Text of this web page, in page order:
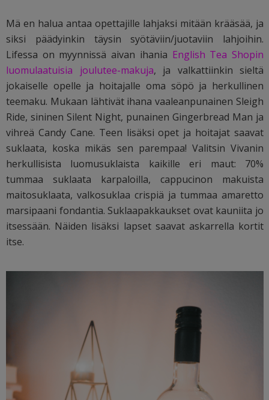
Mä en halua antaa opettajille lahjaksi mitään krääsää, ja
siksi päädyinkin täysin syötäviin/juotaviin lahjoihin.
Lifessa on myynnissä aivan ihania English Tea Shopin
luomulaatuisia joulutee-makuja, ja valkattiinkin sieltä
jokaiselle opelle ja hoitajalle oma söpö ja herkullinen
teemaku. Mukaan lähtivät ihana vaaleanpunainen Sleigh
Ride, sininen Silent Night, punainen Gingerbread Man ja
vihreä Candy Cane. Teen lisäksi opet ja hoitajat saavat
suklaata, koska mikäs sen parempaa! Valitsin Vivanin
herkullisista luomusuklaista kaikille eri maut: 70%
tummaa suklaata karpaloilla, cappucinon makuista
maitosuklaata, valkosuklaa crispiä ja tummaa amaretto
marsipaani fondantia. Suklaapakkaukset ovat kauniita jo
itsessään. Näiden lisäksi lapset saavat askarrella kortit
itse.